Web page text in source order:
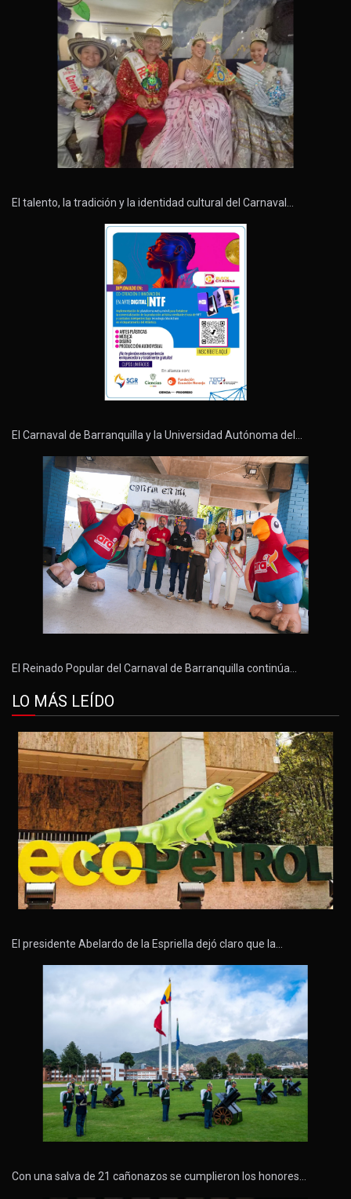
El talento, la tradición y la identidad cultural del Carnaval…
El Carnaval de Barranquilla y la Universidad Autónoma del…
El Reinado Popular del Carnaval de Barranquilla continúa…
LO MÁS LEÍDO
El presidente Abelardo de la Espriella dejó claro que la…
Con una salva de 21 cañonazos se cumplieron los honores…